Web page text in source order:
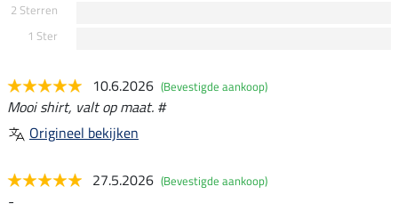
2 Sterren
1 Ster
10.6.2026 (Bevestigde aankoop)
Mooi shirt, valt op maat. #
Origineel bekijken
27.5.2026 (Bevestigde aankoop)
-